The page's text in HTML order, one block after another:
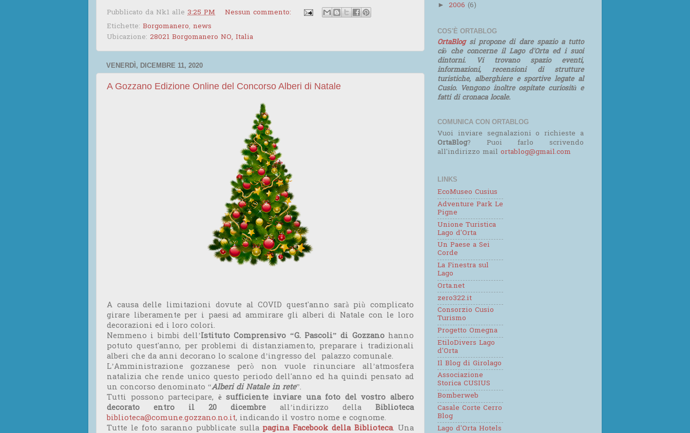
Pubblicato da Nk1 alle 3:25 PM
Nessun commento:
Etichette: Borgomanero, news
Ubicazione: 28021 Borgomanero NO, Italia
VENERDÌ, DICEMBRE 11, 2020
A Gozzano Edizione Online del Concorso Alberi di Natale
A causa delle limitazioni dovute al COVID quest'anno sarà più complicato
girare liberamente per i paesi ad ammirare gli alberi di Natale con le loro
decorazioni ed i loro colori.
Nemmeno i bimbi dell’Istituto Comprensivo “G. Pascoli” di Gozzano hanno
potuto quest'anno, per problemi di distanziamento, preparare i tradizionali
alberi che da anni decorano lo scalone d’ingresso del palazzo comunale.
L’Amministrazione gozzanese però non vuole rinunciare all’atmosfera
natalizia che rende unico questo periodo dell'anno ed ha quindi pensato ad
un concorso denominato “Alberi di Natale in rete”.
Tutti possono partecipare, è sufficiente inviare una foto del vostro albero
decorato entro il 20 dicembre all’indirizzo della Biblioteca
biblioteca@comune.gozzano.no.it, indicando il vostro nome e cognome.
Tutte le foto saranno pubblicate sulla pagina Facebook della Biblioteca. Una
► 2006 (6)
COS'È ORTABLOG
OrtaBlog si propone di dare spazio a tutto
ciò che concerne il Lago d'Orta ed i suoi
dintorni. Vi trovano spazio eventi,
informazioni, recensioni di strutture
turistiche, alberghiere e sportive legate al
Cusio. Vengono inoltre ospitate curiosità e
fatti di cronaca locale.
COMUNICA CON ORTABLOG
Vuoi inviare segnalazioni o richieste a
OrtaBlog? Puoi farlo scrivendo
all'indirizzo mail ortablog@gmail.com
LINKS
EcoMuseo Cusius
Adventure Park Le
Pigne
Unione Turistica
Lago d'Orta
Un Paese a Sei
Corde
La Finestra sul
Lago
Orta.net
zero322.it
Consorzio Cusio
Turismo
Progetto Omegna
EtiloDivers Lago
d'Orta
Il Blog di Girolago
Associazione
Storica CUSIUS
Bomberweb
Casale Corte Cerro
Blog
Lago d'Orta Hotels